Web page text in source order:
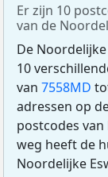
Er zijn 10
van de
De
10
van 7558MD
adressen op
postcodes
weg heeft de
Noordelijke